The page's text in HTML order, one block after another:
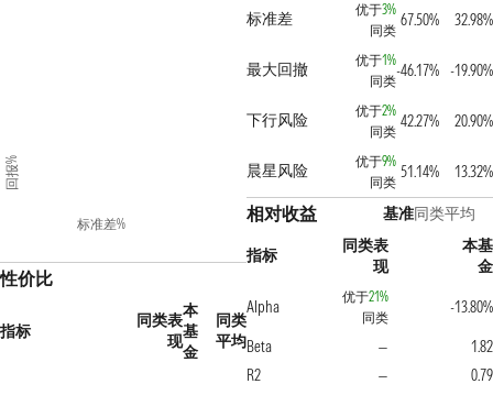
标准差%
回报%
性价比
指标
同类表
现
本
基
金
同类
平均
标准差
优于3%
同类
67.50% 32.98%
最大回撤 优于1%
同类
-46.17% -19.90%
下行风险 优于2%
同类
42.27% 20.90%
晨星风险 优于9%
同类
51.14% 13.32%
相对收益 基准同类平均
指标
同类表
现
本基
金
Alpha
优于21%
同类
-13.80%
Beta
—
1.82
R2
—
0.79